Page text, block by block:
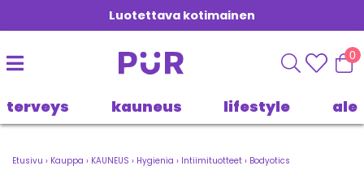
Luotettava kotimainen
0
terveys kauneus lifestyle ale
Etusivu › Kauppa › KAUNEUS › Hygienia › Intiimituotteet › Bodyotics